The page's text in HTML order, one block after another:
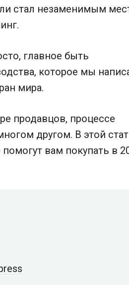
стал незаменимым
главное быть
которое мы
мира.
продавцов, процессе
другом. В этой
вам покупать в